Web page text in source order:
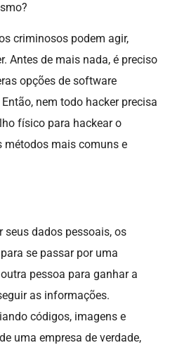
criminosos podem agir,
Antes de mais nada, é preciso
opções de software
nem todo hacker precisa
físico para hackear o
métodos mais comuns e
seus dados pessoais, os
se passar por uma
pessoa para ganhar a
as informações.
códigos, imagens e
uma empresa de verdade,